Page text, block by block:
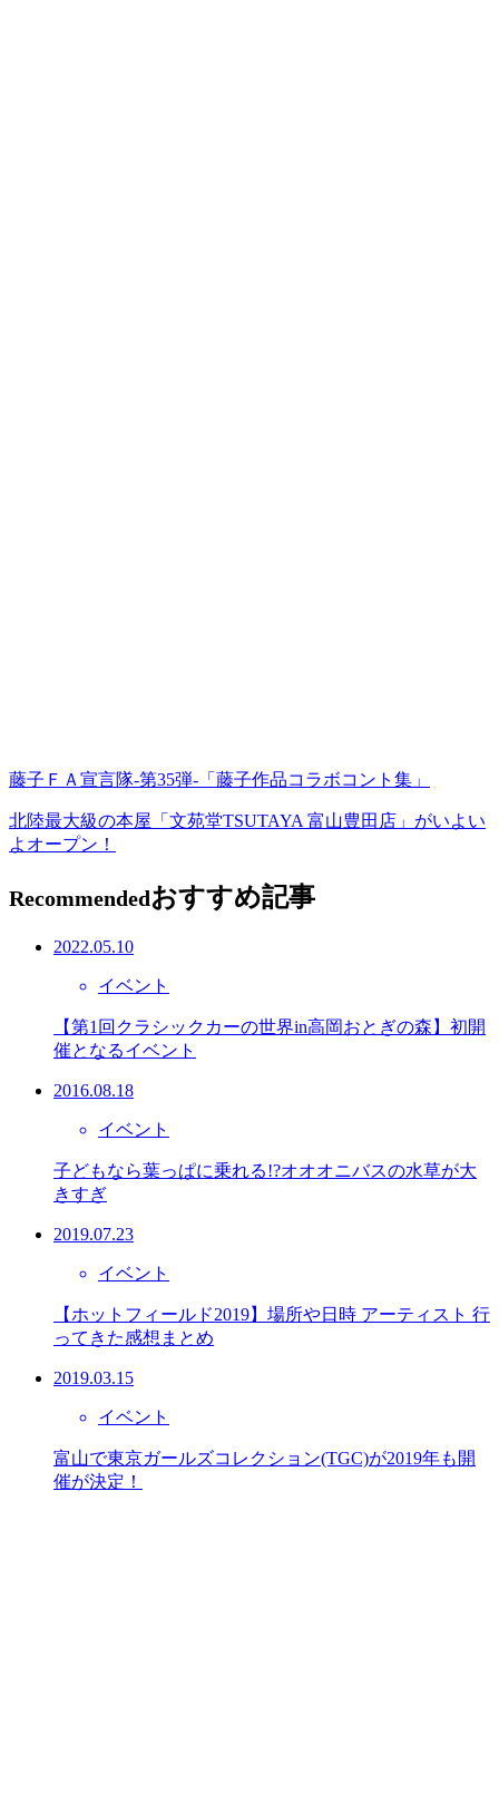
藤子ＦＡ宣言隊-第35弾-「藤子作品コラボコント集」
北陸最大級の本屋「文苑堂TSUTAYA 富山豊田店」がいよい
よオープン！
Recommendedおすすめ記事
2022.05.10
イベント
【第1回クラシックカーの世界in高岡おとぎの森】初開
催となるイベント
2016.08.18
イベント
子どもなら葉っぱに乗れる!?オオオニバスの水草が大
きすぎ
2019.07.23
イベント
【ホットフィールド2019】場所や日時 アーティスト 行
ってきた感想まとめ
2019.03.15
イベント
富山で東京ガールズコレクション(TGC)が2019年も開
催が決定！